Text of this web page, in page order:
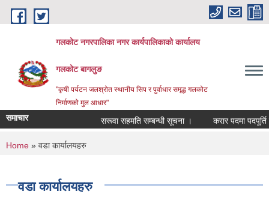
Skip to main content
गलकोट नगरपालिका नगर कार्यपालिकाको कार्यालय
गलकोट बागलुङ
"कृषी पर्यटन जलश्रोत स्थानीय सिप र पुर्वाधार समृद्ध गलकोट
निर्माणको मुल आधार"
समाचार सरूवा सहमति सम्बन्धी सूचना । करार पदमा पदपूर्ति
You are here
Home » वडा कार्यालयहरु
वडा कार्यालयहरु